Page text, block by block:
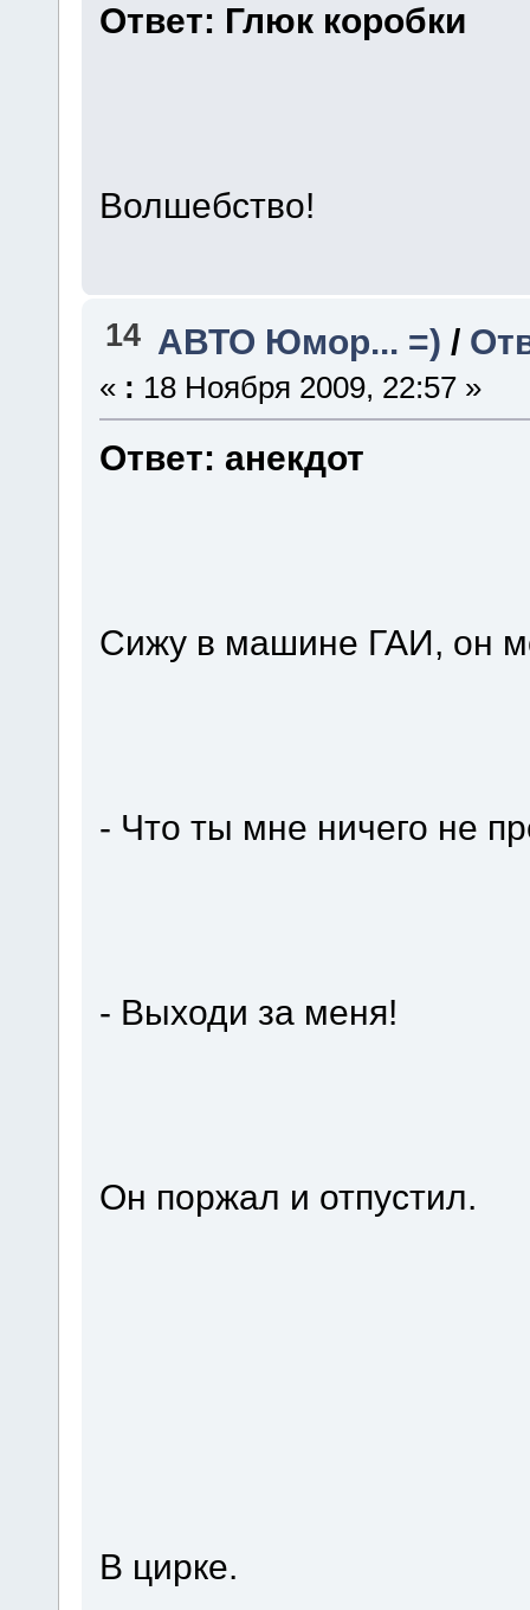
Ответ: Глюк коробки
Волшебство!
14 АВТО Юмор... =) /
« : 18 Ноября 2009, 22:57 »
Ответ: анекдот
Сижу в машине ГАИ, он
- Что ты мне ничего не
- Выходи за меня!
Он поржал и отпустил.
В цирке.